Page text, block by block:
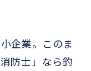
企業。このま
防士」なら釣